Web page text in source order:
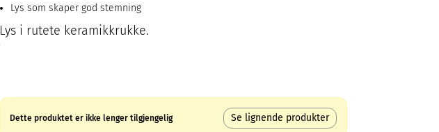
Lys som skaper god stemning
Lys i rutete keramikkrukke.
Dette produktet er ikke lenger tilgjengelig Se lignende produkter